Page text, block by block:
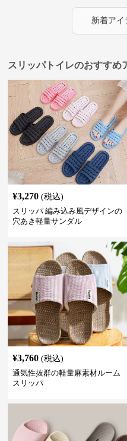
新着アイ
スリッパトイレのおすすめ
¥3,270 (税込)
スリッパ 編み込み風デザインの
穴あき軽量サンダル
¥3,760 (税込)
通気性抜群の軽量麻素材ルーム
スリッパ